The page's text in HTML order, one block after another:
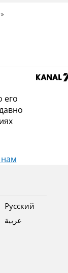
его
Pусский
عربية